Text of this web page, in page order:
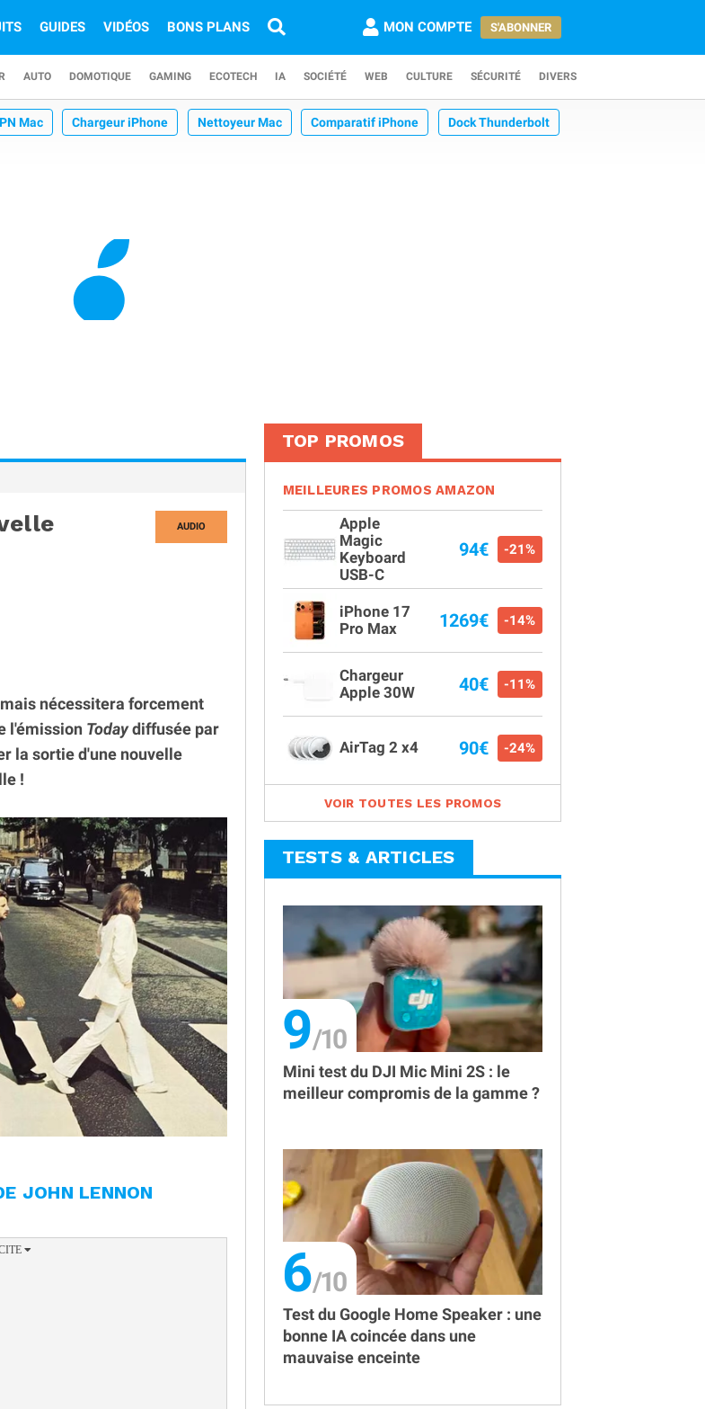
GUIDES VIDÉOS BONS PLANS MON COMPTE S'ABONNER
AUTO DOMOTIQUE GAMING ECOTECH IA SOCIÉTÉ WEB CULTURE SÉCURITÉ DIVERS
Mac Chargeur iPhone Nettoyeur Mac Comparatif iPhone Dock Thunderbolt
AUDIO
nécessitera forcement
l'émission Todaydiffusée par
la sortie d'une nouvelle
!
JOHN LENNON
TOP PROMOS
MEILLEURES PROMOS AMAZON
Apple
Magic
Keyboard
USB-C
94€ -21%
iPhone 17
Pro Max
1269€ -14%
Chargeur
Apple 30W
40€ -11%
AirTag 2 x4 90€ -24%
VOIR TOUTES LES PROMOS
TESTS & ARTICLES
9
Mini test du DJI Mic Mini 2S : le
meilleur compromis de la gamme ?
6
Test du Google Home Speaker : une
bonne IA coincée dans une
mauvaise enceinte